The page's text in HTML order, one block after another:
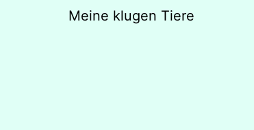
Meine klugen Tiere